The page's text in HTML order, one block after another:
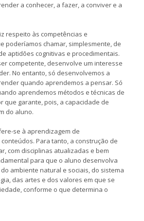
a conhecer, a fazer, a conviver e a
respeito às competências e
poderíamos chamar, simplesmente, de
aptidões cognitivas e procedimentais.
competente, desenvolve um interesse
No entanto, só desenvolvemos a
quando aprendemos a pensar. Só
aprendemos métodos e técnicas de
que garante, pois, a capacidade de
do aluno.
se à aprendizagem de
Para tanto, a construção de
com disciplinas atualizadas e bem
para que o aluno desenvolva
ambiente natural e sociais, do sistema
das artes e dos valores em que se
conforme o que determina o